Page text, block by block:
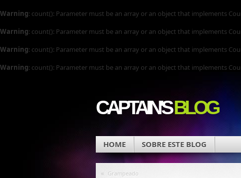
Warning: count(): Parameter must be an array or an object that implements
Warning: count(): Parameter must be an array or an object that implements
Warning: count(): Parameter must be an array or an object that implements
Warning: count(): Parameter must be an array or an object that implements
CAPTAIN'SBLOG
HOME SOBRE ESTE BLOG
« Grampeado